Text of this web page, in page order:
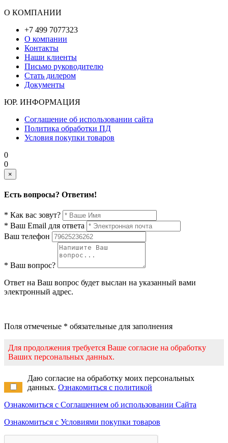
О КОМПАНИИ
+7 499 7077323
О компании
Контакты
Наши клиенты
Письмо руководителю
Стать дилером
Документы
ЮР. ИНФОРМАЦИЯ
Соглашение об использовании сайта
Политика обработки ПД
Условия покупки товаров
0
0
×
Есть вопросы? Ответим!
* Как вас зовут?
* Ваш Email для ответа
Ваш телефон
* Ваш вопрос?
Ответ на Ваш вопрос будет выслан на указанный вами
электронный адрес.
Поля отмеченые * обязательные для заполнения
Для продолжения требуется Ваше согласие на обработку
Ваших персональных данных.
Даю согласие на обработку моих персональных
данных. Ознакомиться с политикой
Ознакомиться с Соглашением об использовании Сайта
Ознакомиться с Условиями покупки товаров